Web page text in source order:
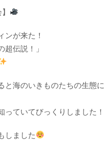
ンが来た！
伝説！」
と海のいきものたちの生態に
っていてびっくりしました！
しました